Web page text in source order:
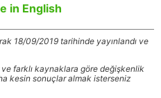
in English
18/09/2019 tarihinde yayınlandı ve
farklı kaynaklara göre değişkenlik
kesin sonuçlar almak isterseniz